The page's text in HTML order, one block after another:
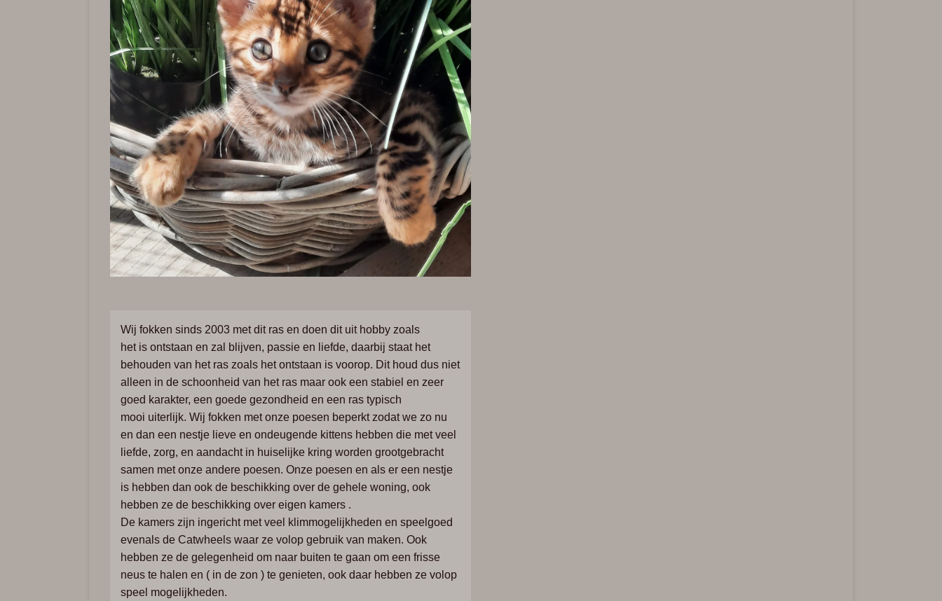
Wij fokken sinds 2003 met dit ras en doen dit uit hobby zoals
het is ontstaan en zal blijven, passie en liefde, daarbij staat het
behouden van het ras zoals hetontstaan is voorop. Dit houd dus niet
alleen in de schoonheid van het ras maar ook een stabiel en zeer
goed karakter, een goede gezondheid en een ras typisch
mooi uiterlijk. Wij fokken metonze poesen beperkt zodatwe zo nu
en dan een nestje lieve en ondeugende kittens hebben die metveel
liefde, zorg, en aandacht in huiselijke kring worden grootgebracht
samen metonze andere poesen. Onze poesen en als er een nestje
is hebben dan ook de beschikking over de gehele woning, ook
hebben ze de beschikking over eigen kamers .
De kamers zijn ingericht metveel klimmogelijkheden en speelgoed
evenals de Catwheels waar ze volop gebruik van maken. Ook
hebben ze de gelegenheid om naar buiten te gaan om een frisse
neus te halen en ( in de zon ) te genieten, ook daar hebben ze volop
speel mogelijkheden.